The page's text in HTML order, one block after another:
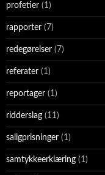
profetier (1)
rapporter (7)
redegørelser (7)
referater (1)
reportager (1)
ridderslag (11)
saligprisninger (1)
samtykkeerklæring (1)